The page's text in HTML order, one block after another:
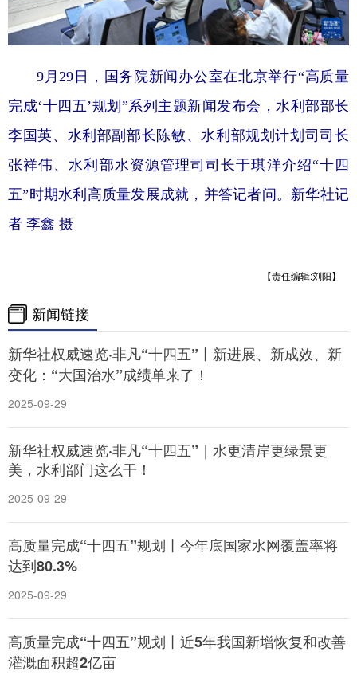
9月29日，国务院新闻办公室在北京举行“高质量
完成‘十四五’规划”系列主题新闻发布会，水利部部长
李国英、水利部副部长陈敏、水利部规划计划司司长
张祥伟、水利部水资源管理司司长于琪洋介绍“十四
五”时期水利高质量发展成就，并答记者问。新华社记
者 李鑫 摄
【责任编辑:刘阳】
新闻链接
新华社权威速览·非凡“十四五”丨新进展、新成效、新
变化：“大国治水”成绩单来了！
2025-09-29
新华社权威速览·非凡“十四五”｜水更清岸更绿景更
美，水利部门这么干！
2025-09-29
高质量完成“十四五”规划丨今年底国家水网覆盖率将
达到80.3%
2025-09-29
高质量完成“十四五”规划丨近5年我国新增恢复和改善
灌溉面积超2亿亩